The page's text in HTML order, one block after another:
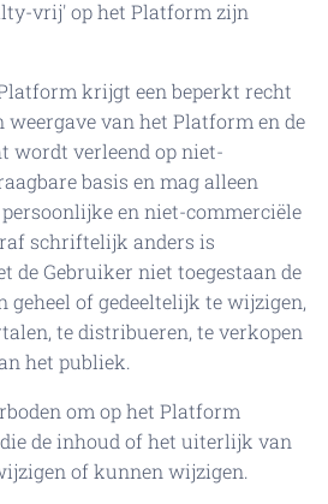
vrij' op het Platform zijn
krijgt een beperkt recht
weergave van het Platform en de
wordt verleend op niet-
basis en mag alleen
en niet-commerciële
schriftelijk anders is
de Gebruiker niet toegestaan de
geheel of gedeeltelijk te wijzigen,
te distribueren, te verkopen
het publiek.
om op het Platform
de inhoud of het uiterlijk van
of kunnen wijzigen.